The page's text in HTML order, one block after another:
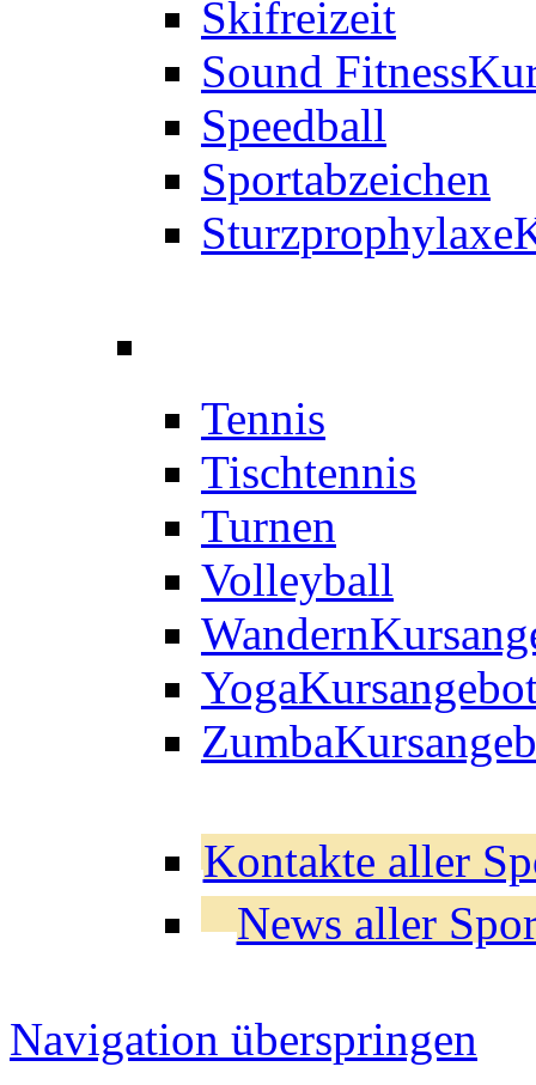
Skifreizeit
Sound Fitness
Speedball
Sportabzeichen
Sturzprophylaxe
Tennis
Tischtennis
Turnen
Volleyball
Wandern
Yoga
Zumba
Kontakte aller
News aller
Navigation überspringen